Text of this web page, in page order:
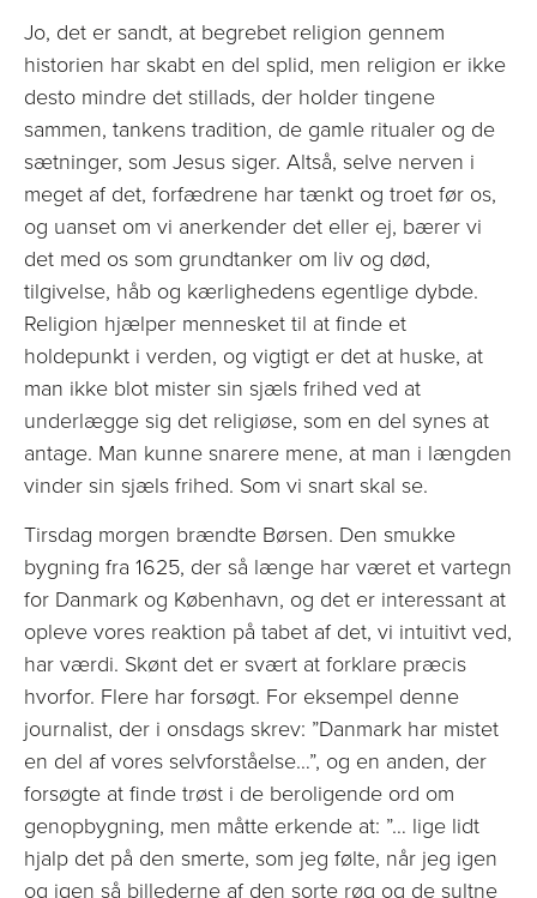
Jo, det er sandt, at begrebet religion gennem
historien har skabt en del splid, men religion er ikke
desto mindre det stillads, der holder tingene
sammen, tankens tradition, de gamle ritualer og de
sætninger, som Jesus siger. Altså, selve nerven i
meget af det, forfædrene har tænkt og troet før os,
og uanset om vi anerkender det eller ej, bærer vi
det med os som grundtanker om liv og død,
tilgivelse, håb og kærlighedens egentlige dybde.
Religion hjælper mennesket til at finde et
holdepunkt i verden, og vigtigt er det at huske, at
man ikke blot mister sin sjæls frihed ved at
underlægge sig det religiøse, som en del synes at
antage. Man kunne snarere mene, at man i længden
vinder sin sjæls frihed. Som vi snart skal se.
Tirsdag morgen brændte Børsen. Den smukke
bygning fra 1625, der så længe har været et vartegn
for Danmark og København, og det er interessant at
opleve vores reaktion på tabet af det, vi intuitivt ved,
har værdi. Skønt det er svært at forklare præcis
hvorfor. Flere har forsøgt. For eksempel denne
journalist, der i onsdags skrev: ”Danmark har mistet
en del af vores selvforståelse…”, og en anden, der
forsøgte at finde trøst i de beroligende ord om
genopbygning, men måtte erkende at: ”… lige lidt
hjalp det på den smerte, som jeg følte, når jeg igen
og igen så billederne af den sorte røg og de sultne